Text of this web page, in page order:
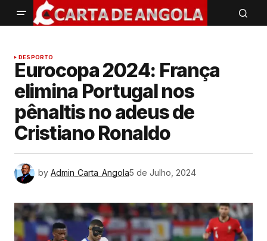
DESPORTO
Eurocopa 2024: França
elimina Portugal nos
pênaltis no adeus de
Cristiano Ronaldo
by Admin_Carta_Angola5 de Julho, 2024